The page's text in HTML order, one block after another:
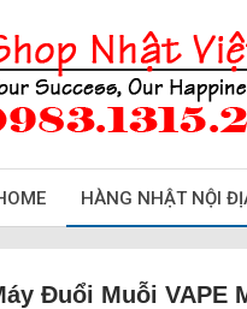
HÀNG NHẬT NỘI
Đuổi Muỗi VAPE